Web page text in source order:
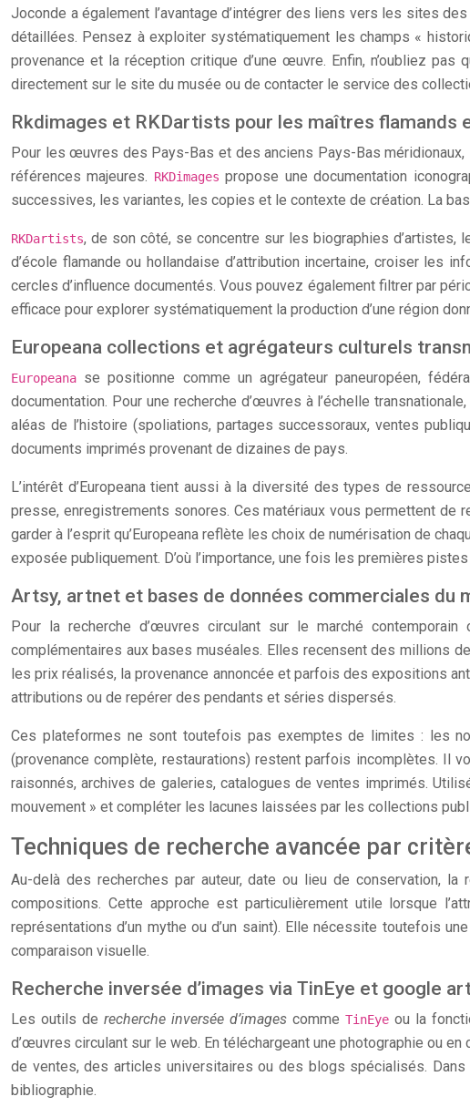
Joconde a également l’avantage d’intégrer des liens vers les sites
détaillées. Pensez à exploiter systématiquement les champs «
provenance et la réception critique d’une œuvre. Enfin, n’oubliez
directement sur le site du musée ou de contacter le service des
Rkdimages et RKDartists pour les maîtres flamands
Pour les œuvres des Pays-Bas et des anciens Pays-Bas
références majeures. RKDimages propose une documentation
successives, les variantes, les copies et le contexte de création. La
RKDartists, de son côté, se concentre sur les biographies
d’école flamande ou hollandaise d’attribution incertaine, croiser
cercles d’influence documentés. Vous pouvez également filtrer par
efficace pour explorer systématiquement la production d’une région
Europeana collections et agrégateurs culturels
Europeana se positionne comme un agrégateur paneuropéen,
documentation. Pour une recherche d’œuvres à l’échelle
aléas de l’histoire (spoliations, partages successoraux, ventes
documents imprimés provenant de dizaines de pays.
L’intérêt d’Europeana tient aussi à la diversité des types de
presse, enregistrements sonores. Ces matériaux vous permettent de
garder à l’esprit qu’Europeana reflète les choix de numérisation de
exposée publiquement. D’où l’importance, une fois les premières
Artsy, artnet et bases de données commerciales du
Pour la recherche d’œuvres circulant sur le marché
complémentaires aux bases muséales. Elles recensent des millions
les prix réalisés, la provenance annoncée et parfois des expositions
attributions ou de repérer des pendants et séries dispersés.
Ces plateformes ne sont toutefois pas exemptes de limites : les
(provenance complète, restaurations) restent parfois incomplètes. Il
raisonnés, archives de galeries, catalogues de ventes imprimés.
mouvement » et compléter les lacunes laissées par les collections
Techniques de recherche avancée par
Au-delà des recherches par auteur, date ou lieu de conservation,
compositions. Cette approche est particulièrement utile lorsque
représentations d’un mythe ou d’un saint). Elle nécessite toutefois
comparaison visuelle.
Recherche inversée d’images via TinEye et google
Les outils de recherche inversée d’imagescomme TinEyeou la
d’œuvres circulant sur le web. En téléchargeant une photographie ou
de ventes, des articles universitaires ou des blogs spécialisés.
bibliographie.